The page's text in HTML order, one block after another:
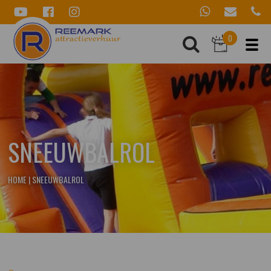
0
SNEEUWBALROL
HOME|SNEEUWBALROL